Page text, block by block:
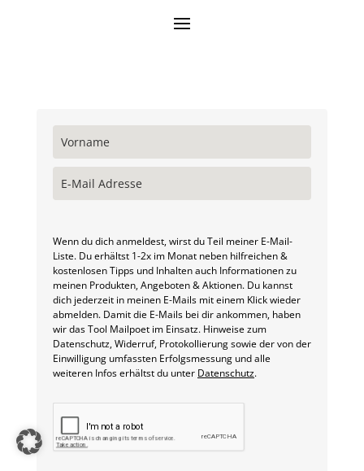
Wenn du dich anmeldest, wirst du Teil meiner E-Mail-
Liste. Du erhältst 1-2x im Monat neben hilfreichen &
kostenlosen Tipps und Inhalten auch Informationen zu
meinen Produkten, Angeboten & Aktionen. Du kannst
dich jederzeit in meinen E-Mails mit einem Klick wieder
abmelden. Damit die E-Mails bei dir ankommen, haben
wir das Tool Mailpoet im Einsatz. Hinweise zum
Datenschutz, Widerruf, Protokollierung sowie der von der
Einwilligung umfassten Erfolgsmessung und alle
weiteren Infos erhältst du unter Datenschutz.